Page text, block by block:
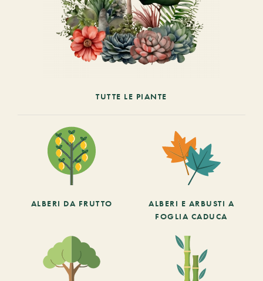
TUTTE LE PIANTE
ALBERI DA FRUTTO
ALBERI E ARBUSTI A
FOGLIA CADUCA